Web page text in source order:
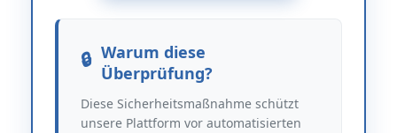
Warum diese
Überprüfung?
Diese Sicherheitsmaßnahme schützt
unsere Plattform vor automatisierten